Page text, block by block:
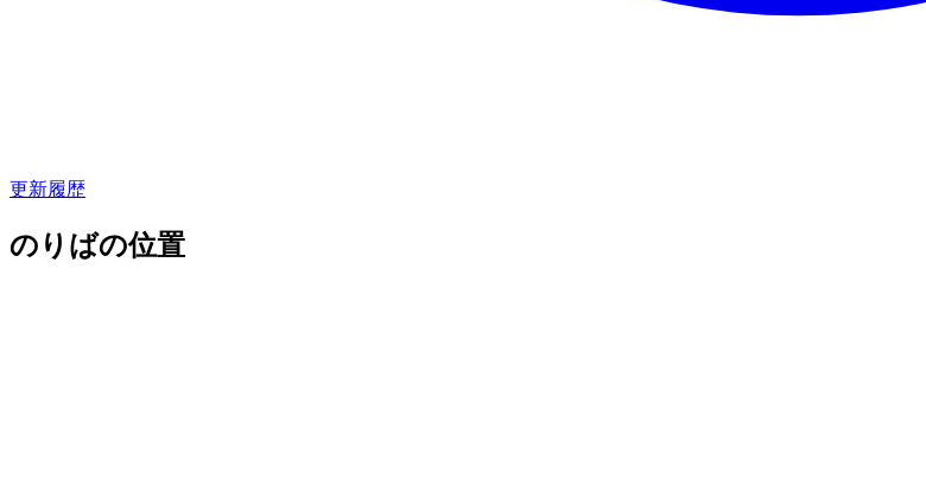
更新履歴
のりばの位置